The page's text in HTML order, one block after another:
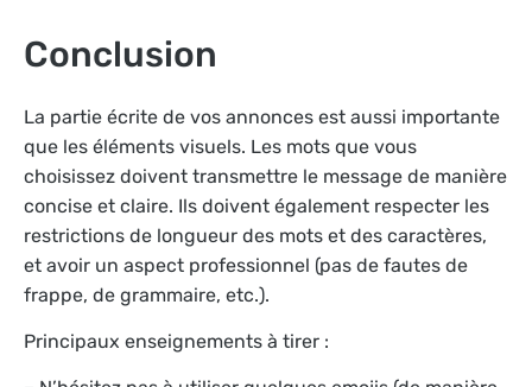
Conclusion
La partie écrite de vos annonces est aussi importante
que les éléments visuels. Les mots que vous
choisissez doivent transmettre le message de manière
concise et claire. Ils doivent également respecter les
restrictions de longueur des mots et des caractères,
et avoir un aspect professionnel (pas de fautes de
frappe, de grammaire, etc.).
Principaux enseignements à tirer :